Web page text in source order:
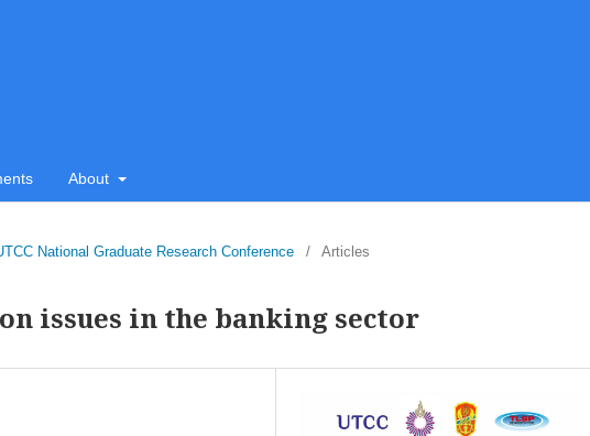
About
National Graduate Research Conference / Articles
issues in the banking sector